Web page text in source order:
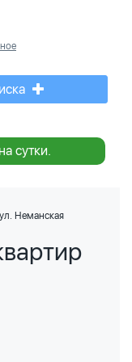
сутки.
ул. Неманская